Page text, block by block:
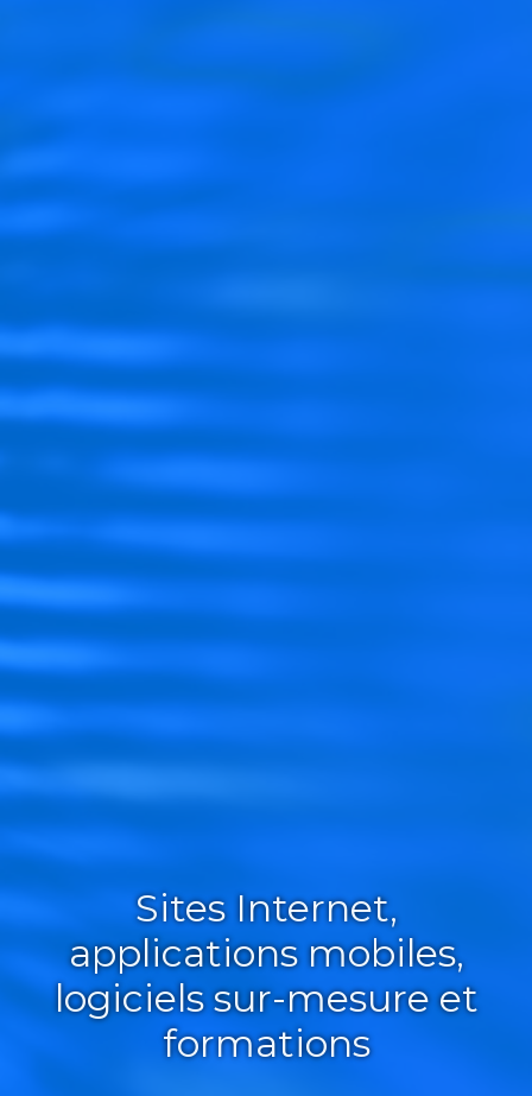
Sites Internet,
applications mobiles,
logiciels sur-mesure et
formations